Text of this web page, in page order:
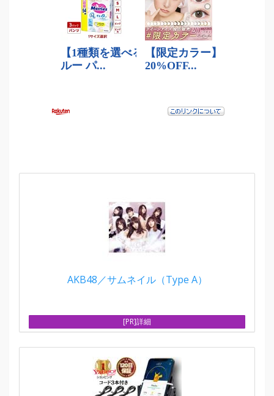
AKB48／サムネイル（Type A）
[PR]詳細